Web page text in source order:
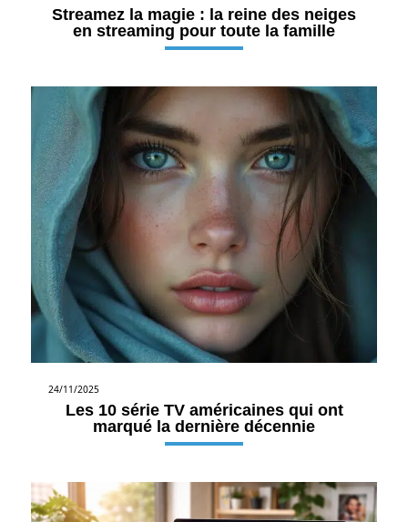
Streamez la magie : la reine des neiges
en streaming pour toute la famille
24/11/2025
Les 10 série TV américaines qui ont
marqué la dernière décennie